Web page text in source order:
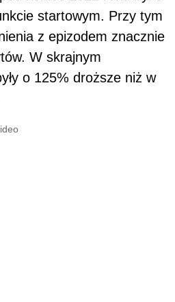
startowym. Przy tym
z epizodem znacznie
W skrajnym
o 125% droższe niż w